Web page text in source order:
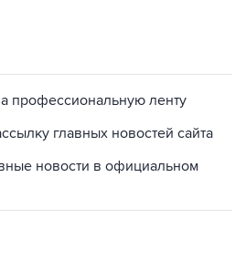
профессиональную ленту
главных новостей сайта
новости в официальном